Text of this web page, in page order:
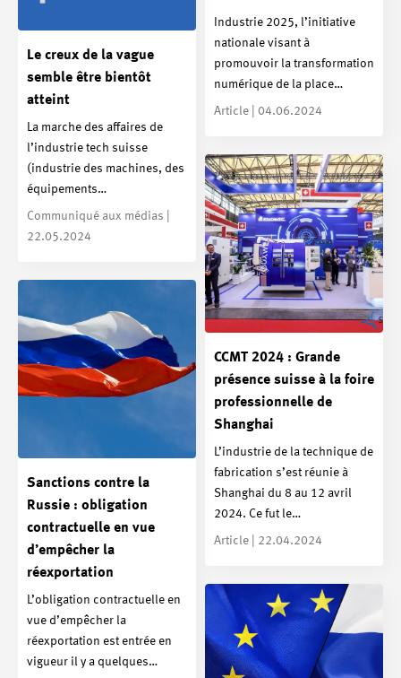
Industrie 2025, l’initiative
nationale visant à
promouvoir la transformation
numérique de la place…
Article | 04.06.2024
Le creux de la vague
semble être bientôt
atteint
La marche des affaires de
l’industrie tech suisse
(industrie des machines, des
équipements…
Communiqué aux médias |
22.05.2024
CCMT 2024 : Grande
présence suisse à la foire
professionnelle de
Shanghai
L’industrie de la technique de
fabrication s’est réunie à
Shanghai du 8 au 12 avril
2024. Ce fut le…
Article | 22.04.2024
Sanctions contre la
Russie : obligation
contractuelle en vue
d’empêcher la
réexportation
L’obligation contractuelle en
vue d’empêcher la
réexportation est entrée en
vigueur il y a quelques…